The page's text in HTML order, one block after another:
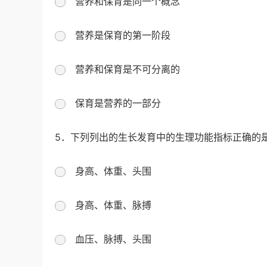
营养是保育的第一阶段
营养和保育是不可分离的
保育是营养的一部分
5．下列列出的生长发育中的生理功能指标正确的
身高、体重、头围
身高、体重、脉搏
血压、脉搏、头围